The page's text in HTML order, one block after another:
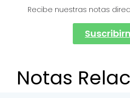
Recibe nuestras notas
Notas